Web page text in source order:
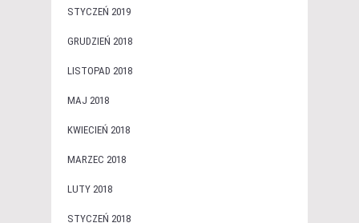
STYCZEŃ 2019
GRUDZIEŃ 2018
LISTOPAD 2018
MAJ 2018
KWIECIEŃ 2018
MARZEC 2018
LUTY 2018
STYCZEŃ 2018